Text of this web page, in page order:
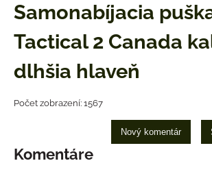
Samonabíjacia
Tactical 2 Canada
dlhšia hlaveň
Počet zobrazení: 1567
Nový komentár
Komentáre